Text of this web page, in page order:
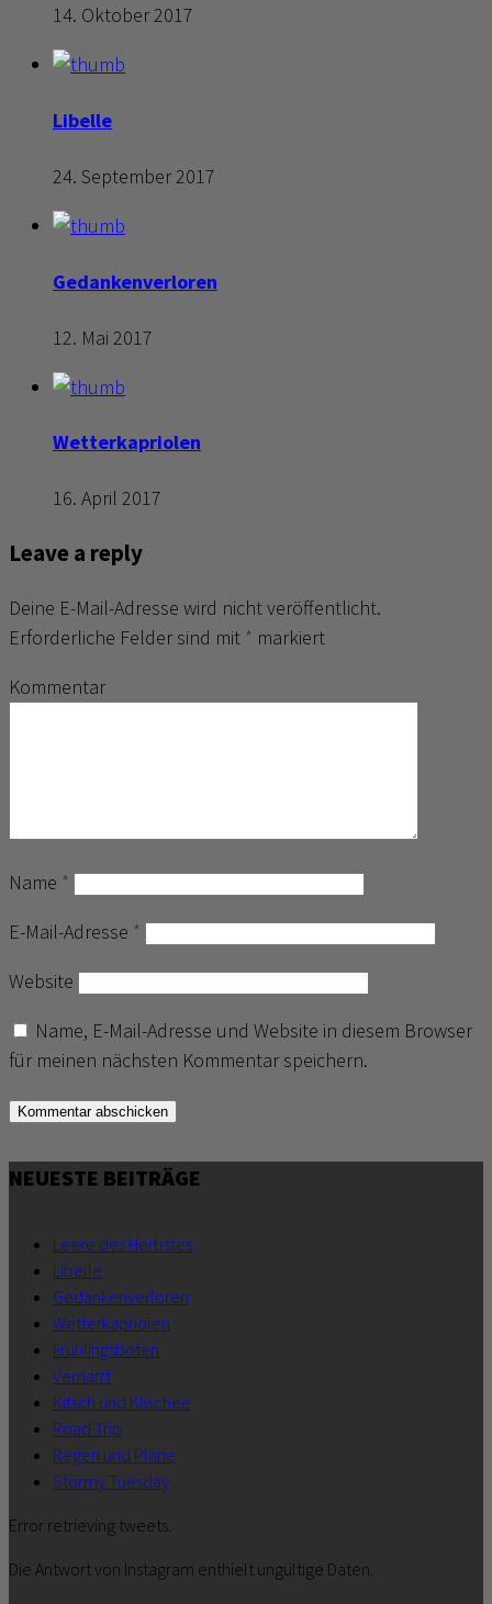
14. Oktober 2017
Libelle
24. September 2017
Gedankenverloren
12. Mai 2017
Wetterkapriolen
16. April 2017
Leave a reply
Deine E-Mail-Adresse wird nicht veröffentlicht.
Erforderliche Felder sind mit * markiert
Kommentar
Name *
E-Mail-Adresse *
Website
Name, E-Mail-Adresse und Website in diesem Browser
für meinen nächsten Kommentar speichern.
NEUESTE BEITRÄGE
Leere des Herbstes
Libelle
Gedankenverloren
Wetterkapriolen
Frühlingsboten
Vernarrt
Kitsch und Klischee
Road Trip
Regen und Pläne
Stormy Tuesday
Error retrieving tweets.
Die Antwort von Instagram enthielt ungültige Daten.